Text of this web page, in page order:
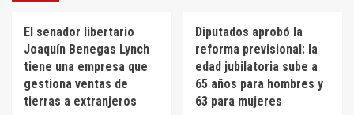
El senador libertario
Joaquín Benegas Lynch
tiene una empresa que
gestiona ventas de
tierras a extranjeros
Diputados aprobó la
reforma previsional: la
edad jubilatoria sube a
65 años para hombres y
63 para mujeres